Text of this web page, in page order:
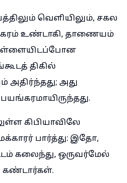
வெளியிலும், சகல
உண்டாகி, தாணையம்
திகில்
அதிர்ந்தது; அது
கிபியாவிலே
பார்த்து: இதோ,
கலைந்து, ஒருவர்மேல்
கண்டார்கள்.